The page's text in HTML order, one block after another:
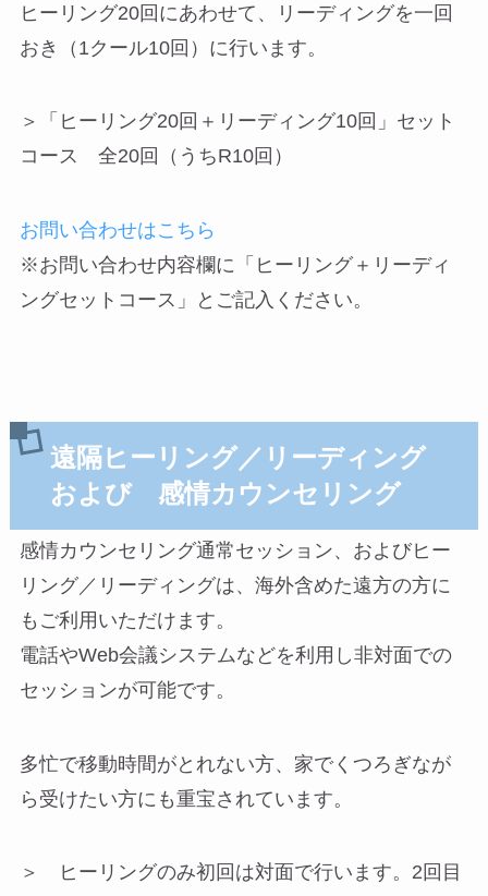
ヒーリング20回にあわせて、リーディングを一回
おき（1クール10回）に行います。
＞「ヒーリング20回＋リーディング10回」セット
コース 全20回（うちR10回）
お問い合わせはこちら
※お問い合わせ内容欄に「ヒーリング＋リーディ
ングセットコース」とご記入ください。
遠隔ヒーリング／リーディング
および 感情カウンセリング
感情カウンセリング通常セッション、およびヒー
リング／リーディングは、海外含めた遠方の方に
もご利用いただけます。
電話やWeb会議システムなどを利用し非対面での
セッションが可能です。
多忙で移動時間がとれない方、家でくつろぎなが
ら受けたい方にも重宝されています。
＞ ヒーリングのみ初回は対面で行います。2回目